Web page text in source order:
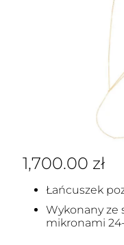
1,700.00 zł
Łańcuszek
Wykonany ze
mikronami